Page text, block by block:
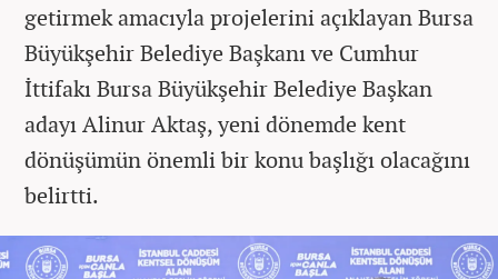
getirmek amacıyla projelerini açıklayan Bursa
Büyükşehir Belediye Başkanı ve Cumhur
İttifakı Bursa Büyükşehir Belediye Başkan
adayı Alinur Aktaş, yeni dönemde kent
dönüşümün önemli bir konu başlığı olacağını
belirtti.